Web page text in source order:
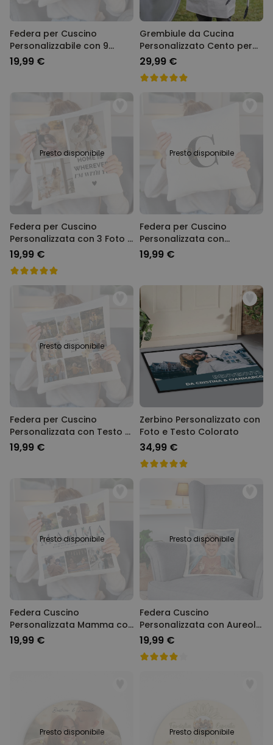
Federa per Cuscino
Personalizzabile con 9
Immagini
19,99 €
Grembiule da Cucina
Personalizzato Cento per
Cento
29,99 €
Presto disponibile
Federa per Cuscino
Personalizzata con 3 Foto e
Testo
19,99 €
Presto disponibile
Federa per Cuscino
Personalizzata con
Monogramma
19,99 €
Presto disponibile
Federa per Cuscino
Personalizzata con Testo e
Simboli
19,99 €
Zerbino Personalizzato con
Foto e Testo Colorato
34,99 €
Presto disponibile
Federa Cuscino
Personalizzata Mamma con
Foto e Testo
19,99 €
Presto disponibile
Federa Cuscino
Personalizzata con Aureola
e Viso
19,99 €
Presto disponibile Presto disponibile